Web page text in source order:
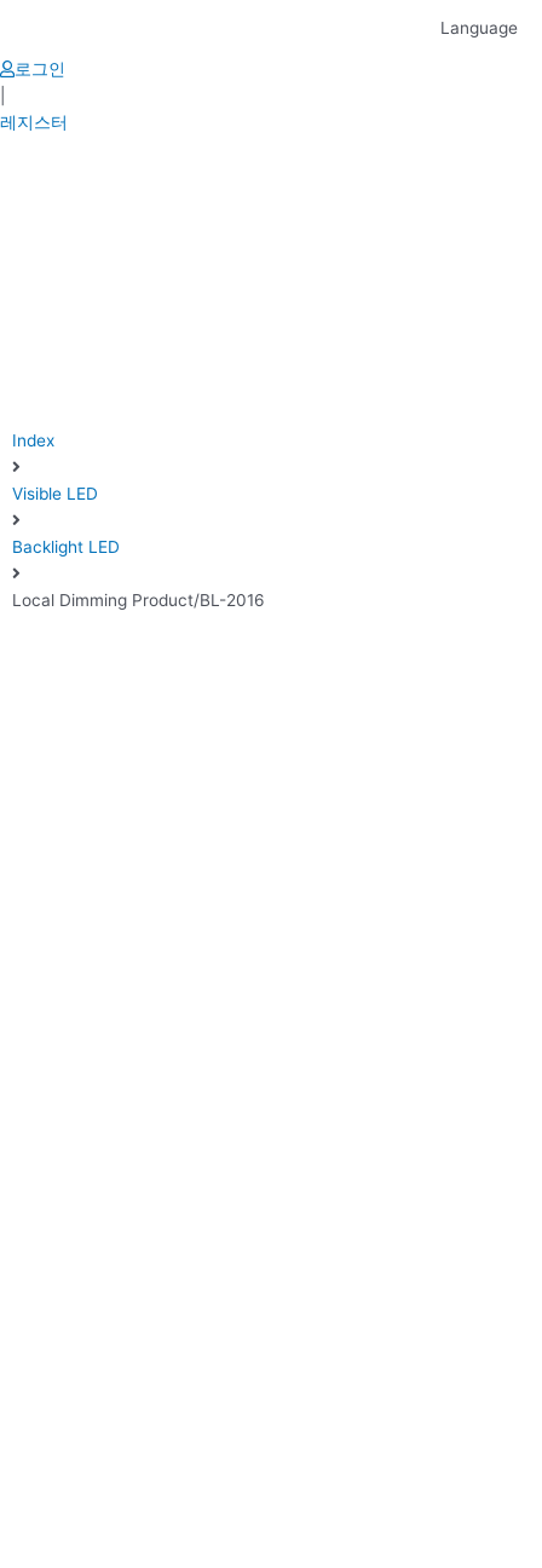
content
Language
로그인
레지스터
Index
Visible LED
Backlight LED
Local Dimming Product/BL-2016